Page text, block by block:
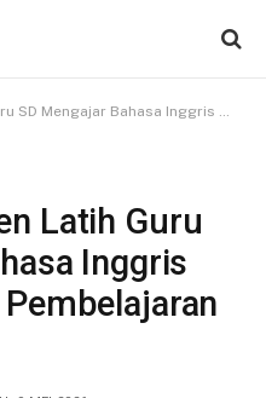
Inggris Demi Wujudkan Pembelajaran Bermutu
Latih Guru
Inggris